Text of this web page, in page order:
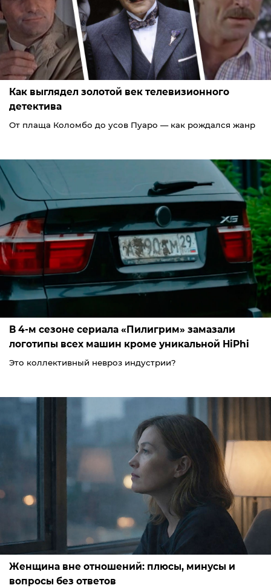
Как выглядел золотой век телевизионного
детектива
От плаща Коломбо до усов Пуаро — как рождался жанр
В 4-м сезоне сериала «Пилигрим» замазали
логотипы всех машин кроме уникальной HiPhi
Это коллективный невроз индустрии?
Женщина вне отношений: плюсы, минусы и
вопросы без ответов